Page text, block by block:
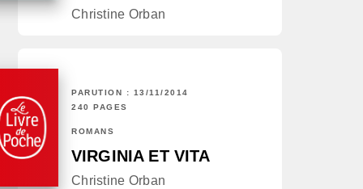
Christine Orban
PARUTION : 13/11/2014
240 PAGES
ROMANS
VIRGINIA ET VITA
Christine Orban